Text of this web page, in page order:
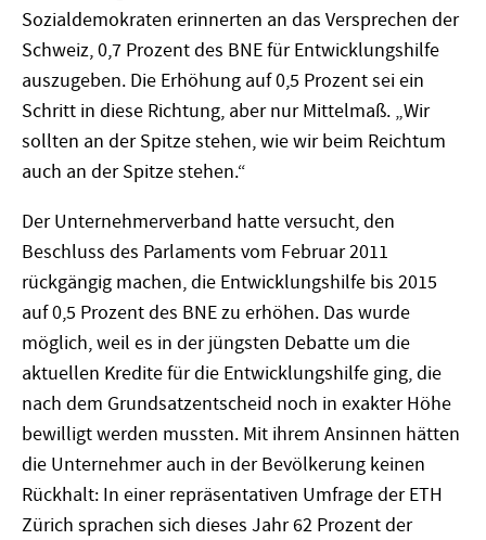
Sozialdemokraten erinnerten an das Versprechen der
Schweiz, 0,7 Prozent des BNE für Entwicklungshilfe
auszugeben. Die Erhöhung auf 0,5 Prozent sei ein
Schritt in diese Richtung, aber nur Mittelmaß. „Wir
sollten an der Spitze stehen, wie wir beim Reichtum
auch an der Spitze stehen.“
Der Unternehmerverband hatte versucht, den
Beschluss des Parlaments vom Februar 2011
rückgängig machen, die Entwicklungshilfe bis 2015
auf 0,5 Prozent des BNE zu erhöhen. Das wurde
möglich, weil es in der jüngsten Debatte um die
aktuellen Kredite für die Entwicklungshilfe ging, die
nach dem Grundsatzentscheid noch in exakter Höhe
bewilligt werden mussten. Mit ihrem Ansinnen hätten
die Unternehmer auch in der Bevölkerung keinen
Rückhalt: In einer repräsentativen Umfrage der ETH
Zürich sprachen sich dieses Jahr 62 Prozent der